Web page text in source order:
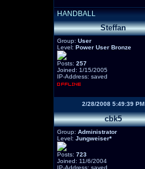
HANDBALL
Steffan
Group: User
Level: Power User Bronze
Posts: 257
Joined: 1/15/2005
IP-Address: saved
2/28/2008 5:49:39 PM
cbk5
Group: Administrator
Level: Jungweiser*
Posts: 723
Joined: 11/6/2004
IP-Address: saved